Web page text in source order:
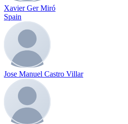
Xavier Ger Miró
Spain
Jose Manuel Castro Villar